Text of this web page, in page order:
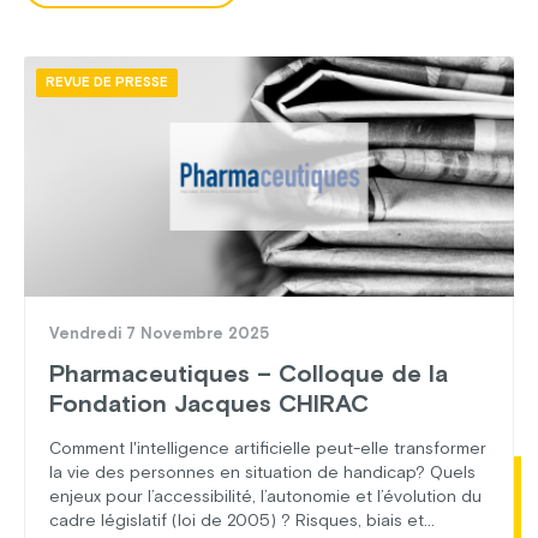
REVUE DE PRESSE
Vendredi 7 Novembre 2025
Pharmaceutiques – Colloque de la
Fondation Jacques CHIRAC
Comment l'intelligence artificielle peut-elle transformer
la vie des personnes en situation de handicap? Quels
enjeux pour l’accessibilité, l’autonomie et l’évolution du
cadre législatif (loi de 2005) ? Risques, biais et